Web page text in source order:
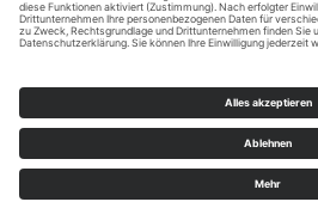
Kontakt
E:
Cookie-